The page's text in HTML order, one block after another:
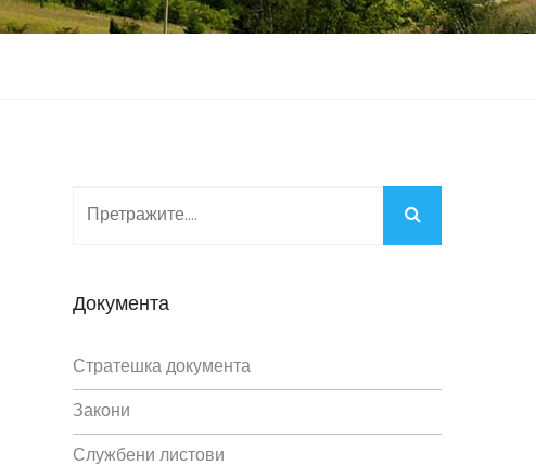
Документа
Стратешка документа
Закони
Службени листови